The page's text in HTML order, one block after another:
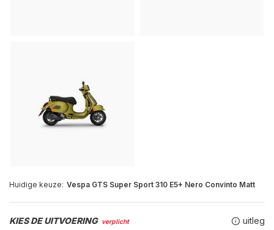
Huidige keuze: Vespa GTS Super Sport 310 E5+ Nero Convinto Matt
KIES DE UITVOERING verplicht uitleg